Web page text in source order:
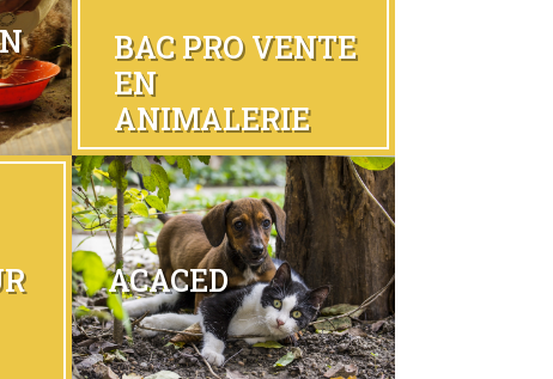
BAC PRO VENTE
EN
ANIMALERIE
ACACED